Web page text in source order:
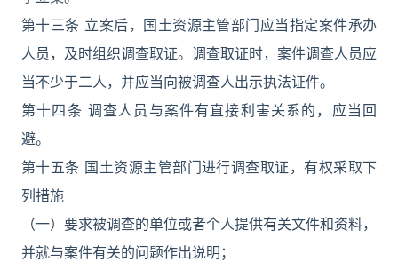
第十三条 立案后，国土资源主管部门应当指定案件承办
人员，及时组织调查取证。调查取证时，案件调查人员应
当不少于二人，并应当向被调查人出示执法证件。
第十四条 调查人员与案件有直接利害关系的，应当回
避。
第十五条 国土资源主管部门进行调查取证，有权采取下
列措施
（一）要求被调查的单位或者个人提供有关文件和资料，
并就与案件有关的问题作出说明；